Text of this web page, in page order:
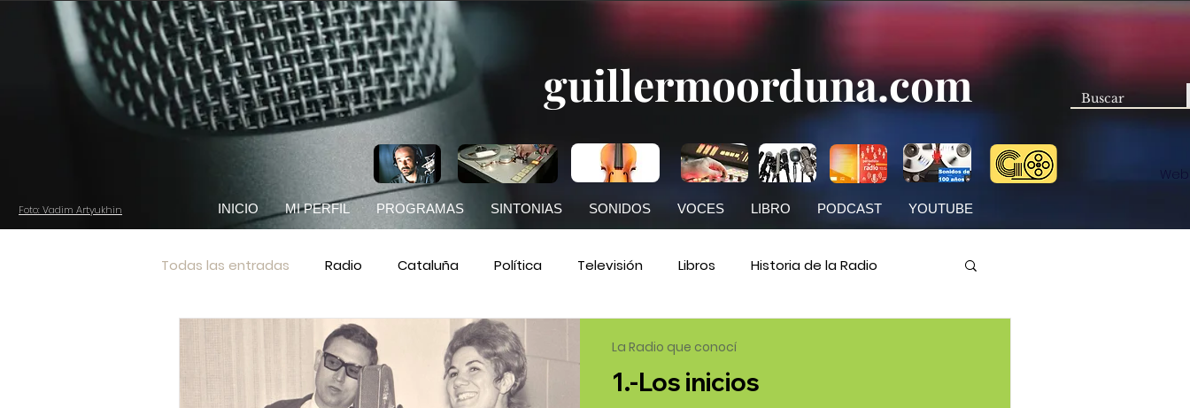
guillermoorduna.com
Foto: Vadim Artyukhin INICIO MI PERFIL PROGRAMAS SINTONIAS SONIDOS VOCES LIBRO PODCAST YOUTUBE
Todas las entradas Radio Cataluña Política Televisión Libros Historia de la Radio
Cadena SER Prensa
1.-Los inicios
La Radio que conocí